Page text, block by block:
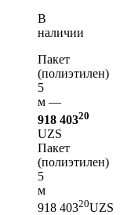
В
наличии
Пакет
(полиэтилен)
5
м —
918 40320
UZS
Пакет
(полиэтилен)
5
м
918 40320UZS